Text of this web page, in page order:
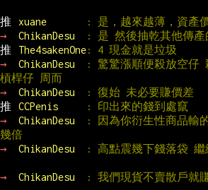
推 xuane
: 是，越來越薄，資產
→
ChikanDesu
: 是 然後抽乾其他傳產
推
The4sakenOne: 4 現金就是垃圾
→
ChikanDesu
: 驚驚漲順便殺放空仔
槓桿仔 周而
→
ChikanDesu
: 復始 未必要賺價差
推
CCPenis
: 印出來的錢到處竄
→
ChikanDesu
: 因為你衍生性商品輸
幾倍
→
ChikanDesu : 高點震幾下錢落袋 繼
→ ChikanDesu : 我們現貨不賣散戶就